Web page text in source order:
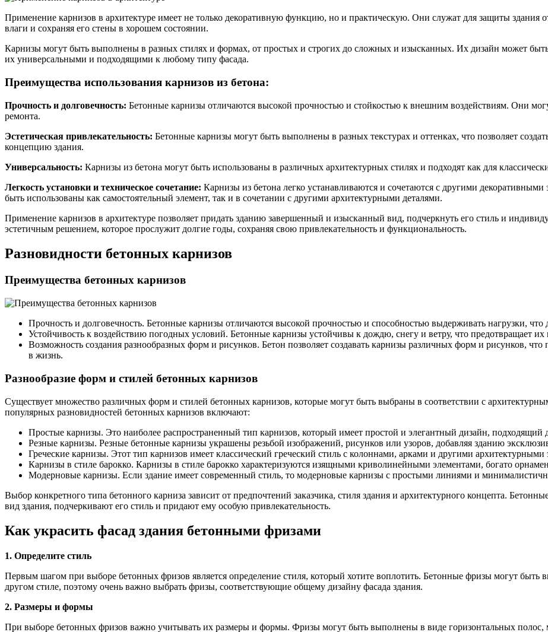
Применение карнизов в архитектуре имеет не только декоративную функцию, но и практическую. Они служат для защиты здания
влаги и сохраняя его стены в хорошем состоянии.
Карнизы могут быть выполнены в разных стилях и формах, от простых и строгих до сложных и изысканных. Их дизайн может быть
их универсальными и подходящими к любому типу фасада.
Преимущества использования карнизов из бетона:
Прочность и долговечность: Бетонные карнизы отличаются высокой прочностью и стойкостью к внешним воздействиям. Они
ремонта.
Эстетическая привлекательность: Бетонные карнизы могут быть выполнены в разных текстурах и оттенках, что позволяет
концепцию здания.
Универсальность: Карнизы из бетона могут быть использованы в различных архитектурных стилях и подходят как для
Легкость установки и техническое сочетание: Карнизы из бетона легко устанавливаются и сочетаются с другими
быть использованы как самостоятельный элемент, так и в сочетании с другими архитектурными деталями.
Применение карнизов в архитектуре позволяет придать зданию завершенный и изысканный вид, подчеркнуть его стиль и
эстетичным решением, которое прослужит долгие годы, сохраняя свою привлекательность и функциональность.
Разновидности бетонных карнизов
Преимущества бетонных карнизов
Прочность и долговечность. Бетонные карнизы отличаются высокой прочностью и способностью выдерживать нагрузки,
Устойчивость к воздействию погодных условий. Бетонные карнизы устойчивы к дождю, снегу и ветру, что предотвращает
Возможность создания разнообразных форм и рисунков. Бетон позволяет создавать карнизы различных форм и рисунков,
в жизнь.
Разнообразие форм и стилей бетонных карнизов
Существует множество различных форм и стилей бетонных карнизов, которые могут быть выбраны в соответствии с
популярных разновидностей бетонных карнизов включают:
Простые карнизы. Это наиболее распространенный тип карнизов, который имеет простой и элегантный дизайн, подходящий
Резные карнизы. Резные бетонные карнизы украшены резьбой изображений, рисунков или узоров, добавляя зданию
Греческие карнизы. Этот тип карнизов имеет классический греческий стиль с колоннами, арками и другими
Карнизы в стиле барокко. Карнизы в стиле барокко характеризуются изящными криволинейными элементами, богато
Модерновые карнизы. Если здание имеет современный стиль, то модерновые карнизы с простыми линиями и
Выбор конкретного типа бетонного карниза зависит от предпочтений заказчика, стиля здания и архитектурного концепта.
вид здания, подчеркивают его стиль и придают ему особую привлекательность.
Как украсить фасад здания бетонными фризами
1. Определите стиль
Первым шагом при выборе бетонных фризов является определение стиля, который хотите воплотить. Бетонные фризы могут быть
другом стиле, поэтому очень важно выбрать фризы, соответствующие общему дизайну фасада здания.
2. Размеры и формы
При выборе бетонных фризов важно учитывать их размеры и формы. Фризы могут быть выполнены в виде горизонтальных